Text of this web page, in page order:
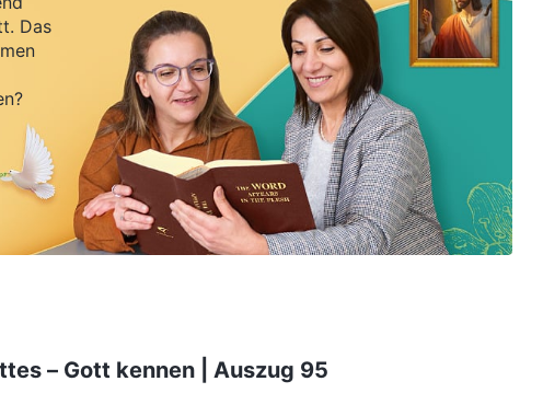
Das
– Gott kennen | Auszug 95